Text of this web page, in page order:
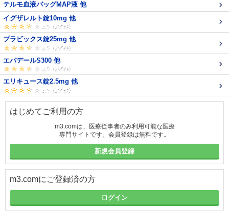
テルモ血液バッグMAP液 他
イグザレルト錠10mg 他
プラビックス錠25mg 他
エパデールS300 他
エリキュース錠2.5mg 他
はじめてご利用の方
m3.comは、医療従事者のみ利用可能な医療
専門サイトです。会員登録は無料です。
新規会員登録
m3.comにご登録済の方
ログイン